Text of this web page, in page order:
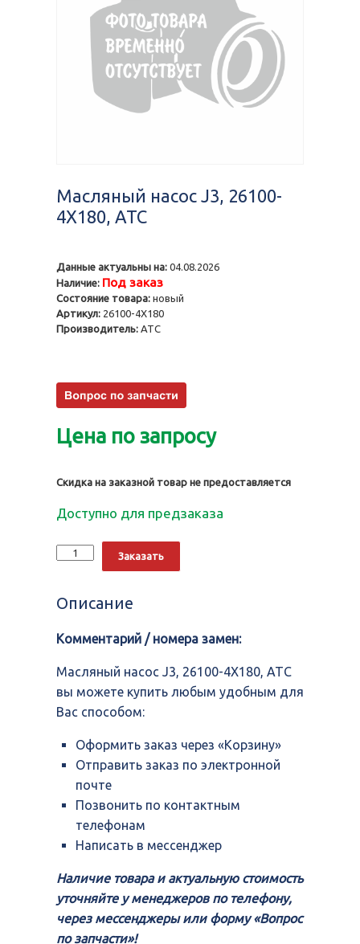
Масляный насоc J3, 26100-
4X180, ATC
Данные актуальны на: 04.08.2026
Наличие: Под заказ
Состояние товара: новый
Артикул: 26100-4X180
Производитель: ATC
Цена по запросу
Скидка на заказной товар не предоставляется
Доступно для предзаказа
Количество
Масляный
26100-
ATC
Заказать
Описание
Комментарий / номера замен:
Масляный насоc J3, 26100-4X180, ATC
вы можете купить любым удобным для
Вас способом:
Оформить заказ через «Корзину»
Отправить заказ по электронной
почте
Позвонить по контактным
телефонам
Написать в мессенджер
Наличие товара и актуальную стоимость
уточняйте у менеджеров по телефону,
через мессенджеры или форму «Вопрос
по запчасти»!